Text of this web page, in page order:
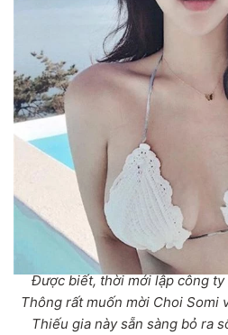
Được biết, thời mới lập công
Thông rất muốn mời Choi Somi
Thiếu gia này sẵn sàng bỏ ra